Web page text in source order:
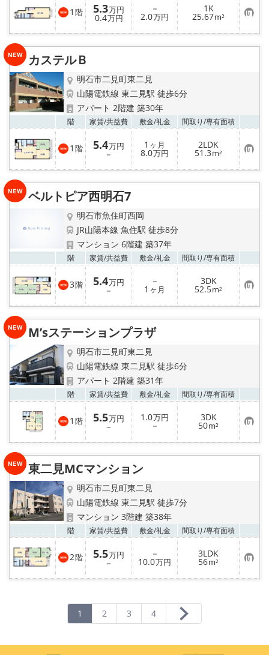
1 階 5.3万円
0.4万円
－
2.0万円
1K
25.67m² お
気
に
り
カステルＢ
明石市二見町東二見
山陽電鉄線 東二見駅 徒歩6分
アパート 2階建 築30年
階 家賃/共益費 敷金/礼金 間取り/専有面積
1 階 5.4万円
－
1 ヶ月
8.0万円
2LDK
51.3m² お
気
に
り
ベルトピア西明石7
明石市魚住町西岡
JR山陽本線 魚住駅 徒歩8分
マンション 6階建 築37年
階 家賃/共益費 敷金/礼金 間取り/専有面積
3階 5.4万円
－
－
1 ヶ月
3DK
52.5m² お
気
に
り
M’sステーションプラザ
明石市二見町東二見
山陽電鉄線 東二見駅 徒歩6分
アパート 2階建 築31年
階 家賃/共益費 敷金/礼金 間取り/専有面積
1 階 5.5万円
－
1.0万円
－
3DK
50m² お
気
に
り
東二見MCマンション
明石市二見町東二見
山陽電鉄線 東二見駅 徒歩7分
マンション 3階建 築38年
階 家賃/共益費 敷金/礼金 間取り/専有面積
2階 5.5万円
－
－
10.0万円
3LDK
56m² お
気
に
1 2 3 4